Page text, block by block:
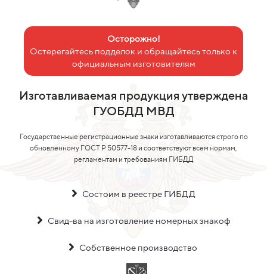
Осторожно!
Остерегайтесь подделок и обращайтесь только к
официальным изготовителям
Изготавливаемая продукция утверждена
ГУОБДД МВД
Государственные регистрационные знаки изготавливаются строго по
обновленному ГОСТ Р 50577-18 и соответствуют всем нормам,
регламентам и требованиям ГИБДД
Состоим в реестре ГИБДД
Свид-ва на изготовление номерных знакоф
Собственное производство